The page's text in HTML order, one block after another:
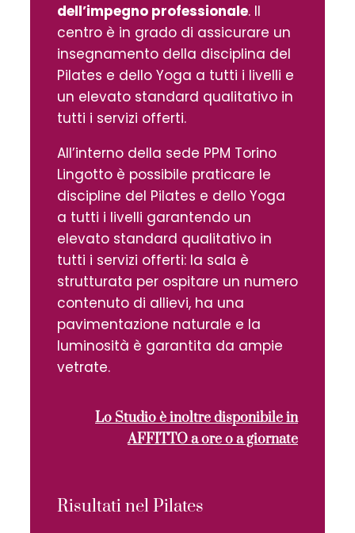
dell’impegno professionale. Il
centro è in grado di assicurare un
insegnamento della disciplina del
Pilates e dello Yoga a tutti i livelli e
un elevato standard qualitativo in
tutti i servizi offerti.
All’interno della sede PPM Torino
Lingotto è possibile praticare le
discipline del Pilates e dello Yoga
a tutti i livelli garantendo un
elevato standard qualitativo in
tutti i servizi offerti: la sala è
strutturata per ospitare un numero
contenuto di allievi, ha una
pavimentazione naturale e la
luminosità è garantita da ampie
vetrate.
Lo Studio è inoltre disponibile in
AFFITTO a ore o a giornate
Risultati nel Pilates